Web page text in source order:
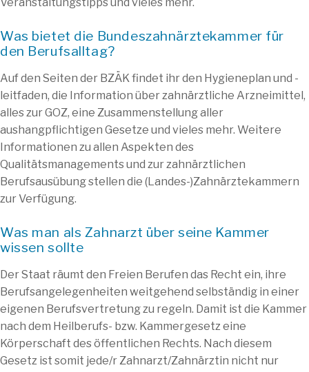
Was bietet die Bundeszahnärztekammer für
den Berufsalltag?
Auf den Seiten der BZÄK findet ihr den Hygieneplan und -
leitfaden, die Information über zahnärztliche Arzneimittel,
alles zur GOZ, eine Zusammenstellung aller
aushangpflichtigen Gesetze und vieles mehr. Weitere
Informationen zu allen Aspekten des
Qualitätsmanagements und zur zahnärztlichen
Berufsausübung stellen die (Landes-)Zahnärztekammern
zur Verfügung.
Was man als Zahnarzt über seine Kammer
wissen sollte
Der Staat räumt den Freien Berufen das Recht ein, ihre
Berufsangelegenheiten weitgehend selbständig in einer
eigenen Berufsvertretung zu regeln. Damit ist die Kammer
nach dem Heilberufs- bzw. Kammergesetz eine
Körperschaft des öffentlichen Rechts. Nach diesem
Gesetz ist somit jede/r Zahnarzt/Zahnärztin nicht nur